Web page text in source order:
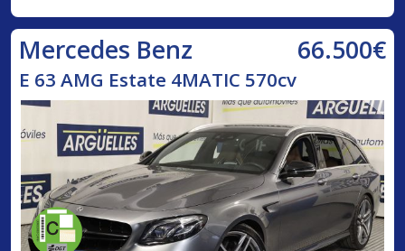
Mercedes Benz 66.500€
E 63 AMG Estate 4MATIC 570cv